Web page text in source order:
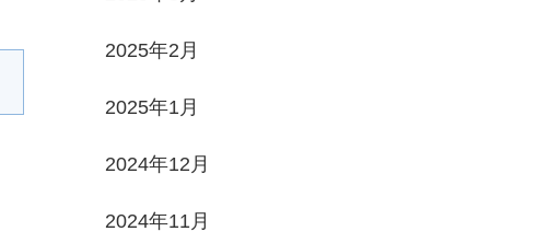
2025年2月
2025年1月
2024年12月
2024年11月